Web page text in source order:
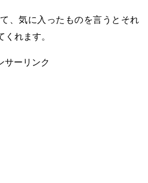
、気に入ったものを言うとそれ
れます。
サーリンク